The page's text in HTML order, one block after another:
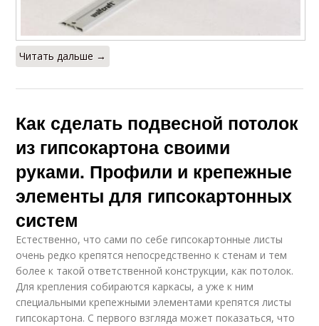
Читать дальше →
Как сделать подвесной потолок
из гипсокартона своими
руками. Профили и крепежные
элементы для гипсокартонных
систем
Естественно, что сами по себе гипсокартонные листы
очень редко крепятся непосредственно к стенам и тем
более к такой ответственной конструкции, как потолок.
Для крепления собираются каркасы, а уже к ним
специальными крепежными элементами крепятся листы
гипсокартона. С первого взгляда может показаться, что